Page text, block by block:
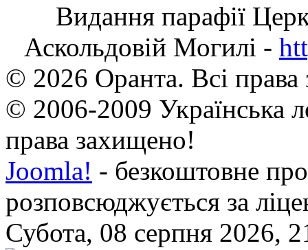
Видання парафії
Аскольдовій Могилі -
© 2026 Оранта. Всі
© 2006-2009 Українська
права захищено!
Joomla! - безкоштовне
розповсюджується за
Субота, 08 серпня 2026,